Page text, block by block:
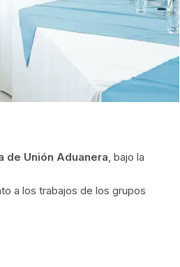
de Unión Aduanera, bajo la
a los trabajos de los grupos